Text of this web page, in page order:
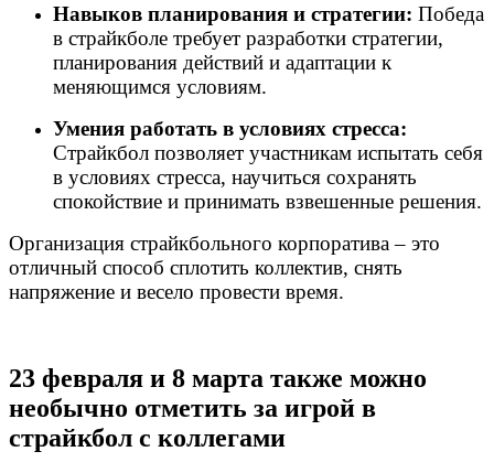
Навыков планирования и стратегии: Победа
в страйкболе требует разработки стратегии,
планирования действий и адаптации к
меняющимся условиям.
Умения работать в условиях стресса:
Страйкбол позволяет участникам испытать себя
в условиях стресса, научиться сохранять
спокойствие и принимать взвешенные решения.
Организация страйкбольного корпоратива – это
отличный способ сплотить коллектив, снять
напряжение и весело провести время.
23 февраля и 8 марта также можно
необычно отметить за игрой в
страйкбол с коллегами